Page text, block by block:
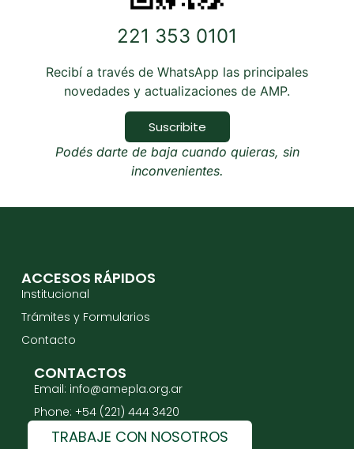
221 353 0101
Recibí a través de WhatsApp las principales
novedades y actualizaciones de AMP.
Suscribite
Podés darte de baja cuando quieras, sin
inconvenientes.
ACCESOS RÁPIDOS
Institucional
Trámites y Formularios
Contacto
CONTACTOS
Email: info@amepla.org.ar
Phone: +54 (221) 444 3420
TRABAJE CON NOSOTROS